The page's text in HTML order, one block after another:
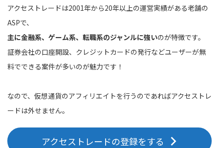
アクセストレードは2001年から20年以上の運営実績がある老舗の
ASPで、
主に金融系、ゲーム系、転職系のジャンルに強いのが特徴です。
証券会社の口座開設、クレジットカードの発行などユーザーが無
料でできる案件が多いのが魅力です！
なので、仮想通貨のアフィリエイトを行うのであればアクセストレ
ードは外せません。
アクセストレードの登録をする